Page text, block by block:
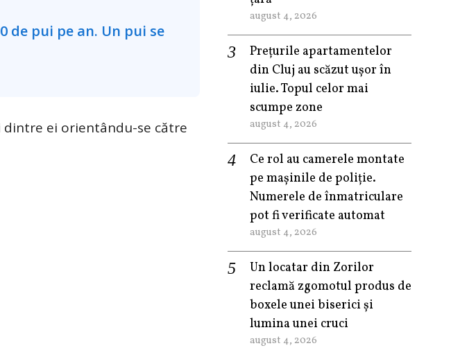
ei orientându-se către
august 4, 2026
Prețurile apartamentelor
din Cluj au scăzut ușor în
iulie. Topul celor mai
scumpe zone
august 4, 2026
Ce rol au camerele montate
pe mașinile de poliție.
Numerele de înmatriculare
pot fi verificate automat
august 4, 2026
Un locatar din Zorilor
reclamă zgomotul produs de
boxele unei biserici și
lumina unei cruci
august 4, 2026